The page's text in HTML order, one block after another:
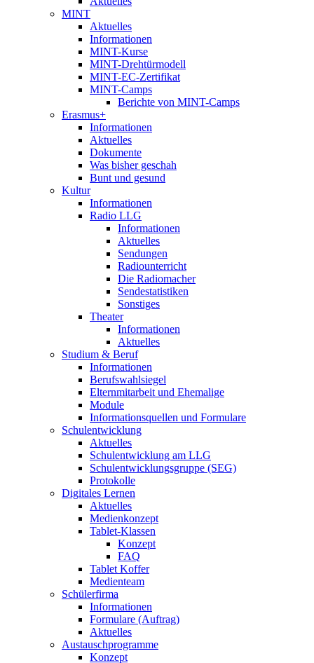
MINT
Aktuelles
Informationen
MINT-Kurse
MINT-Drehtürmodell
MINT-EC-Zertifikat
MINT-Camps
Berichte von MINT-Camps
Erasmus+
Informationen
Aktuelles
Dokumente
Was bisher geschah
Bunt und gesund
Kultur
Informationen
Radio LLG
Informationen
Aktuelles
Sendungen
Radiounterricht
Die Radiomacher
Sendestatistiken
Sonstiges
Theater
Informationen
Aktuelles
Studium & Beruf
Informationen
Berufswahlsiegel
Elternmitarbeit und Ehemalige
Module
Informationsquellen und Formulare
Schulentwicklung
Aktuelles
Schulentwicklung am LLG
Schulentwicklungsgruppe (SEG)
Protokolle
Digitales Lernen
Aktuelles
Medienkonzept
Tablet-Klassen
Konzept
FAQ
Tablet Koffer
Medienteam
Schülerfirma
Informationen
Formulare (Auftrag)
Aktuelles
Austauschprogramme
Konzept